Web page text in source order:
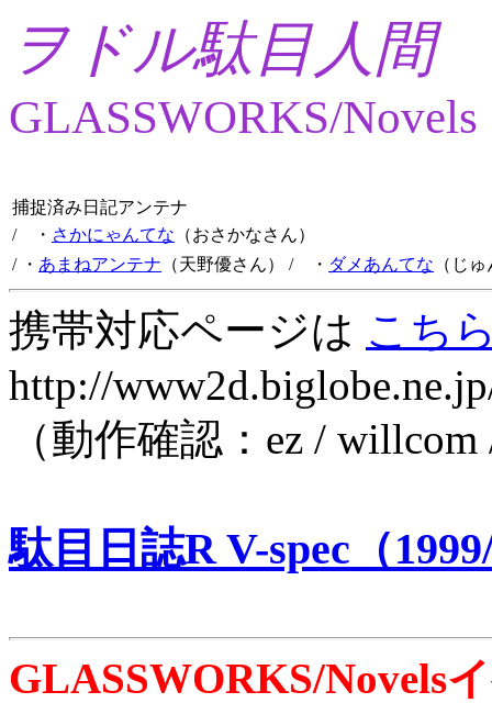
ヲドル駄目人間
GLASSWORKS/Novels
捕捉済み日記アンテナ
/ ・ さかにゃんてな （おさかなさん）
/ ・ あまねアンテナ （天野優さん） / ・ ダメあんてな （じ
携帯対応ページは こち
http://
（動作確認：ez /
駄目日誌R V-spec（
GLASSWORKS/Novels